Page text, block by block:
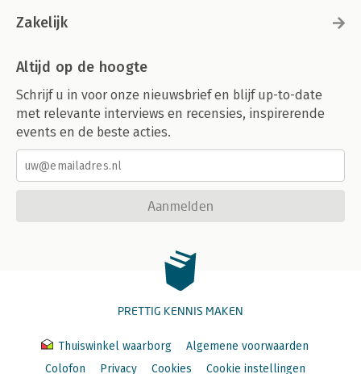
Zakelijk
Altijd op de hoogte
Schrijf u in voor onze nieuwsbrief en blijf up-to-date
met relevante interviews en recensies, inspirerende
events en de beste acties.
Aanmelden
PRETTIG KENNIS MAKEN
Thuiswinkel waarborg
Algemene voorwaarden
Colofon
Privacy Cookies Cookie instellingen